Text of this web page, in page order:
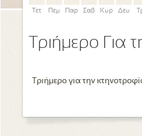
Τετ Πεμ Παρ Σαβ Κυρ Δευ
Τριήμερο Για
Τριήμερο για την